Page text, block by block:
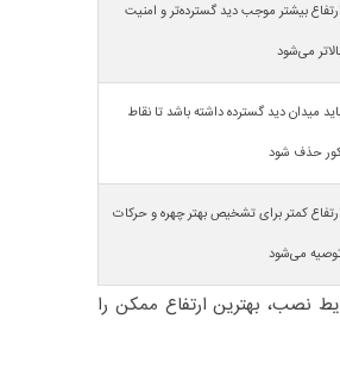
ارتفاع بیشتر موجب دید گسترده‌تر و امنیت
می‌شود
میدان دید گسترده داشته باشد تا نقاط
حذف شود
ارتفاع کمتر برای تشخیص بهتر چهره و حرکات
می‌شود
نصب، بهترین ارتفاع ممکن را